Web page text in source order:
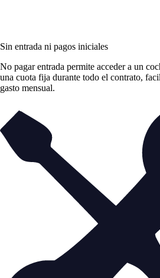
Sin entrada ni pagos iniciales
No pagar entrada permite acceder a un
una cuota fija durante todo el contrato,
gasto mensual.